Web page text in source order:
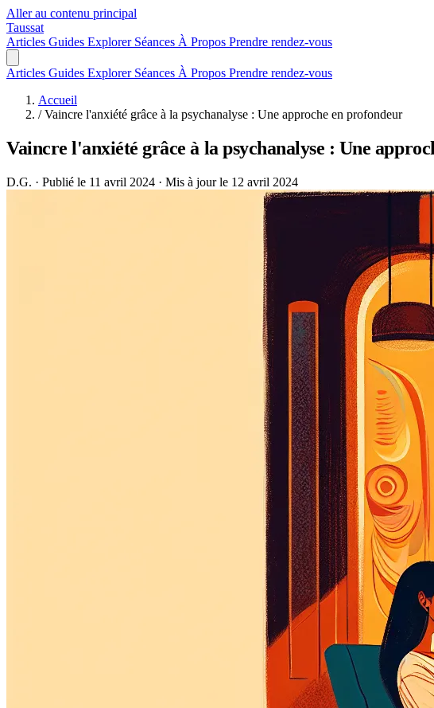
Aller au contenu principal
Taussat
Articles Guides Explorer Séances À Propos Prendre rendez-vous
Articles Guides Explorer Séances À Propos Prendre rendez-vous
Accueil
/ Vaincre l'anxiété grâce à la psychanalyse : Une approche en profondeur
Vaincre l'anxiété grâce à la psychanalyse : Une
D.G. · Publié le 11 avril 2024 · Mis à jour le 12 avril 2024